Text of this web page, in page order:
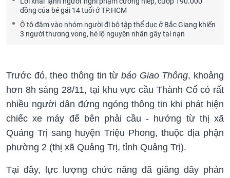
đồng của bé gái 14 tuổi ở TP.HCM
Ô tô đâm vào nhóm người đi bộ tập thể dục ở Bắc Giang khiến
3 người thương vong, hé lộ nguyên nhân gây tai nạn
Trước đó, theo thông tin từ báo Giao Thông, khoảng
hơn 8h sáng 28/11, tại khu vực cầu Thành Cổ có rất
nhiều người dân đứng ngóng thông tin khi phát hiện
chiếc xe máy để bên phải cầu - hướng từ thị xã
Quảng Trị sang huyện Triệu Phong, thuộc địa phận
phường 2 (thị xã Quảng Trị, tỉnh Quảng Trị).
Tại đây, lực lượng chức năng đã giăng dây phản